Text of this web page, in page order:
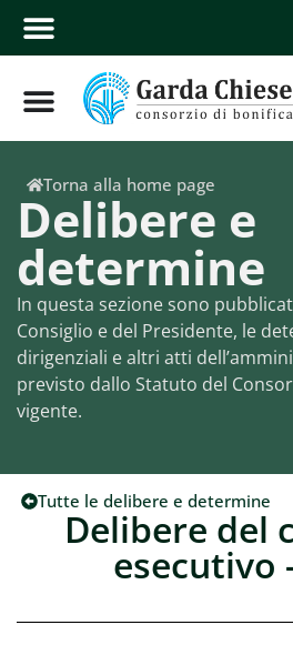
Delibere e
determine
In questa sezione sono
Consiglio e del Presidente, le
dirigenziali e altri atti
previsto dallo Statuto del
vigente.
Torna alla home page
Delibere del
esecutivo
Tutte le delibere e determine